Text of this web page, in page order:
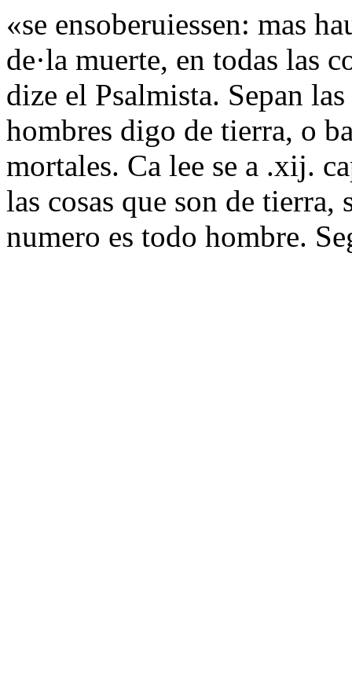
«se ensoberuiessen: mas
de·la muerte, en todas las
dize el Psalmista. Sepan
hombres digo de tierra, o
mortales. Ca lee se a .xij.
las cosas que son de
numero es todo hombre.